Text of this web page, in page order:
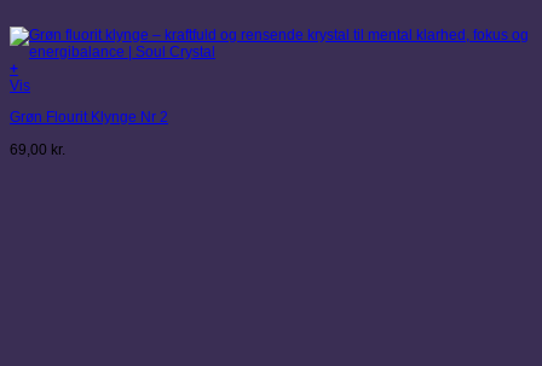
+
Vis
Grøn Flourit Klynge Nr 2
69,00 kr.